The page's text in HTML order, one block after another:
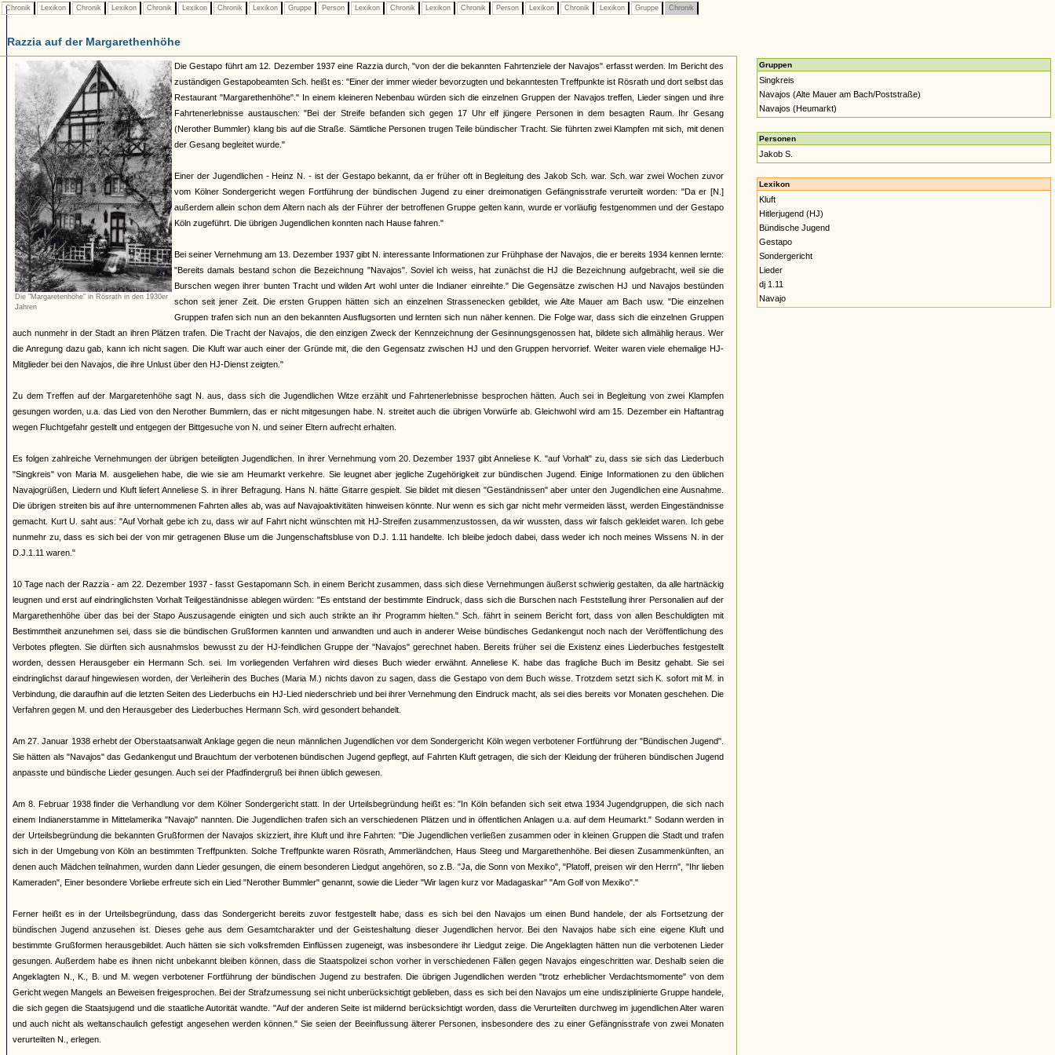
Chronik Lexikon Chronik Lexikon Chronik Lexikon Chronik Lexikon Gruppe Person Lexikon Chronik Lexikon Chronik Person Lexikon Chronik Lexikon Gruppe Chronik
Razzia auf der Margarethenhöhe
Die "Margaretenhöhe" in Rösrath in den 1930er
Jahren
Die Gestapo führt am 12. Dezember 1937 eine Razzia durch, "von der die bekannten Fahrtenziele der Navajos" erfasst werden. Im Bericht des
zuständigen Gestapobeamten Sch. heißt es: "Einer der immer wieder bevorzugten und bekanntesten Treffpunkte ist Rösrath und dort selbst das
Restaurant "Margarethenhöhe"." In einem kleineren Nebenbau würden sich die einzelnen Gruppen der Navajos treffen, Lieder singen und ihre
Fahrtenerlebnisse austauschen: "Bei der Streife befanden sich gegen 17 Uhr elf jüngere Personen in dem besagten Raum. Ihr Gesang
(Nerother Bummler) klang bis auf die Straße. Sämtliche Personen trugen Teile bündischer Tracht. Sie führten zwei Klampfen mit sich, mit denen
der Gesang begleitet wurde."
Einer der Jugendlichen - Heinz N. - ist der Gestapo bekannt, da er früher oft in Begleitung des Jakob Sch. war. Sch. war zwei Wochen zuvor
vom Kölner Sondergericht wegen Fortführung der bündischen Jugend zu einer dreimonatigen Gefängnisstrafe verurteilt worden: "Da er [N.]
außerdem allein schon dem Altern nach als der Führer der betroffenen Gruppe gelten kann, wurde er vorläufig festgenommen und der Gestapo
Köln zugeführt. Die übrigen Jugendlichen konnten nach Hause fahren."
Bei seiner Vernehmung am 13. Dezember 1937 gibt N. interessante Informationen zur Frühphase der Navajos, die er bereits 1934 kennen lernte:
"Bereits damals bestand schon die Bezeichnung "Navajos". Soviel ich weiss, hat zunächst die HJ die Bezeichnung aufgebracht, weil sie die
Burschen wegen ihrer bunten Tracht und wilden Art wohl unter die Indianer einreihte." Die Gegensätze zwischen HJ und Navajos bestünden
schon seit jener Zeit. Die ersten Gruppen hätten sich an einzelnen Strassenecken gebildet, wie Alte Mauer am Bach usw. "Die einzelnen
Gruppen trafen sich nun an den bekannten Ausflugsorten und lernten sich nun näher kennen. Die Folge war, dass sich die einzelnen Gruppen
auch nunmehr in der Stadt an ihren Plätzen trafen. Die Tracht der Navajos, die den einzigen Zweck der Kennzeichnung der Gesinnungsgenossen hat, bildete sich allmählig heraus. Wer
die Anregung dazu gab, kann ich nicht sagen. Die Kluft war auch einer der Gründe mit, die den Gegensatz zwischen HJ und den Gruppen hervorrief. Weiter waren viele ehemalige HJ-
Mitglieder bei den Navajos, die ihre Unlust über den HJ-Dienst zeigten."
Zu dem Treffen auf der Margaretenhöhe sagt N. aus, dass sich die Jugendlichen Witze erzählt und Fahrtenerlebnisse besprochen hätten. Auch sei in Begleitung von zwei Klampfen
gesungen worden, u.a. das Lied von den Nerother Bummlern, das er nicht mitgesungen habe. N. streitet auch die übrigen Vorwürfe ab. Gleichwohl wird am 15. Dezember ein Haftantrag
wegen Fluchtgefahr gestellt und entgegen der Bittgesuche von N. und seiner Eltern aufrecht erhalten.
Es folgen zahlreiche Vernehmungen der übrigen beteiligten Jugendlichen. In ihrer Vernehmung vom 20. Dezember 1937 gibt Anneliese K. "auf Vorhalt" zu, dass sie sich das Liederbuch
"Singkreis" von Maria M. ausgeliehen habe, die wie sie am Heumarkt verkehre. Sie leugnet aber jegliche Zugehörigkeit zur bündischen Jugend. Einige Informationen zu den üblichen
Navajogrüßen, Liedern und Kluft liefert Anneliese S. in ihrer Befragung. Hans N. hätte Gitarre gespielt. Sie bildet mit diesen "Geständnissen" aber unter den Jugendlichen eine Ausnahme.
Die übrigen streiten bis auf ihre unternommenen Fahrten alles ab, was auf Navajoaktivitäten hinweisen könnte. Nur wenn es sich gar nicht mehr vermeiden lässt, werden Eingeständnisse
gemacht. Kurt U. saht aus: "Auf Vorhalt gebe ich zu, dass wir auf Fahrt nicht wünschten mit HJ-Streifen zusammenzustossen, da wir wussten, dass wir falsch gekleidet waren. Ich gebe
nunmehr zu, dass es sich bei der von mir getragenen Bluse um die Jungenschaftsbluse von D.J. 1.11 handelte. Ich bleibe jedoch dabei, dass weder ich noch meines Wissens N. in der
D.J.1.11 waren."
10 Tage nach der Razzia - am 22. Dezember 1937 - fasst Gestapomann Sch. in einem Bericht zusammen, dass sich diese Vernehmungen äußerst schwierig gestalten, da alle hartnäckig
leugnen und erst auf eindringlichsten Vorhalt Teilgeständnisse ablegen würden: "Es entstand der bestimmte Eindruck, dass sich die Burschen nach Feststellung ihrer Personalien auf der
Margarethenhöhe über das bei der Stapo Auszusagende einigten und sich auch strikte an ihr Programm hielten." Sch. fährt in seinem Bericht fort, dass von allen Beschuldigten mit
Bestimmtheit anzunehmen sei, dass sie die bündischen Grußformen kannten und anwandten und auch in anderer Weise bündisches Gedankengut noch nach der Veröffentlichung des
Verbotes pflegten. Sie dürften sich ausnahmslos bewusst zu der HJ-feindlichen Gruppe der "Navajos" gerechnet haben. Bereits früher sei die Existenz eines Liederbuches festgestellt
worden, dessen Herausgeber ein Hermann Sch. sei. Im vorliegenden Verfahren wird dieses Buch wieder erwähnt. Anneliese K. habe das fragliche Buch im Besitz gehabt. Sie sei
eindringlichst darauf hingewiesen worden, der Verleiherin des Buches (Maria M.) nichts davon zu sagen, dass die Gestapo von dem Buch wisse. Trotzdem setzt sich K. sofort mit M. in
Verbindung, die daraufhin auf die letzten Seiten des Liederbuchs ein HJ-Lied niederschrieb und bei ihrer Vernehmung den Eindruck macht, als sei dies bereits vor Monaten geschehen. Die
Verfahren gegen M. und den Herausgeber des Liederbuches Hermann Sch. wird gesondert behandelt.
Am 27. Januar 1938 erhebt der Oberstaatsanwalt Anklage gegen die neun männlichen Jugendlichen vor dem Sondergericht Köln wegen verbotener Fortführung der "Bündischen Jugend".
Sie hätten als "Navajos" das Gedankengut und Brauchtum der verbotenen bündischen Jugend gepflegt, auf Fahrten Kluft getragen, die sich der Kleidung der früheren bündischen Jugend
anpasste und bündische Lieder gesungen. Auch sei der Pfadfindergruß bei ihnen üblich gewesen.
Am 8. Februar 1938 finder die Verhandlung vor dem Kölner Sondergericht statt. In der Urteilsbegründung heißt es: "In Köln befanden sich seit etwa 1934 Jugendgruppen, die sich nach
einem Indianerstamme in Mittelamerika "Navajo" nannten. Die Jugendlichen trafen sich an verschiedenen Plätzen und in öffentlichen Anlagen u.a. auf dem Heumarkt." Sodann werden in
der Urteilsbegründung die bekannten Grußformen der Navajos skizziert, ihre Kluft und ihre Fahrten: "Die Jugendlichen verließen zusammen oder in kleinen Gruppen die Stadt und trafen
sich in der Umgebung von Köln an bestimmten Treffpunkten. Solche Treffpunkte waren Rösrath, Ammerländchen, Haus Steeg und Margarethenhöhe. Bei diesen Zusammenkünften, an
denen auch Mädchen teilnahmen, wurden dann Lieder gesungen, die einem besonderen Liedgut angehören, so z.B. "Ja, die Sonn von Mexiko", "Platoff, preisen wir den Herrn", "Ihr lieben
Kameraden", Einer besondere Vorliebe erfreute sich ein Lied "Nerother Bummler" genannt, sowie die Lieder "Wir lagen kurz vor Madagaskar" "Am Golf von Mexiko"."
Ferner heißt es in der Urteilsbegründung, dass das Sondergericht bereits zuvor festgestellt habe, dass es sich bei den Navajos um einen Bund handele, der als Fortsetzung der
bündischen Jugend anzusehen ist. Dieses gehe aus dem Gesamtcharakter und der Geisteshaltung dieser Jugendlichen hervor. Bei den Navajos habe sich eine eigene Kluft und
bestimmte Grußformen herausgebildet. Auch hätten sie sich volksfremden Einflüssen zugeneigt, was insbesondere ihr Liedgut zeige. Die Angeklagten hätten nun die verbotenen Lieder
gesungen. Außerdem habe es ihnen nicht unbekannt bleiben können, dass die Staatspolizei schon vorher in verschiedenen Fällen gegen Navajos eingeschritten war. Deshalb seien die
Angeklagten N., K., B. und M. wegen verbotener Fortführung der bündischen Jugend zu bestrafen. Die übrigen Jugendlichen werden "trotz erheblicher Verdachtsmomente" von dem
Gericht wegen Mangels an Beweisen freigesprochen. Bei der Strafzumessung sei nicht unberücksichtigt geblieben, dass es sich bei den Navajos um eine undisziplinierte Gruppe handele,
die sich gegen die Staatsjugend und die staatliche Autorität wandte. "Auf der anderen Seite ist mildernd berücksichtigt worden, dass die Verurteilten durchweg im jugendlichen Alter waren
und auch nicht als weltanschaulich gefestigt angesehen werden können." Sie seien der Beeinflussung älterer Personen, insbesondere des zu einer Gefängnisstrafe von zwei Monaten
verurteilten N., erlegen.
Gruppen
Singkreis
Navajos (Alte Mauer am Bach/Poststraße)
Navajos (Heumarkt)
Personen
Jakob S.
Lexikon
Kluft
Hitlerjugend (HJ)
Bündische Jugend
Gestapo
Sondergericht
Lieder
dj 1.11
Navajo